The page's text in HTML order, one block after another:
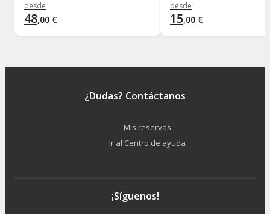
desde
48,00 €
desde
15,00 €
¿Dudas? Contáctanos
Mis reservas
Ir al Centro de ayuda
¡Síguenos!